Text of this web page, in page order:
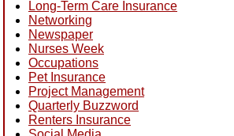
Long-Term Care Insurance
Networking
Newspaper
Nurses Week
Occupations
Pet Insurance
Project Management
Quarterly Buzzword
Renters Insurance